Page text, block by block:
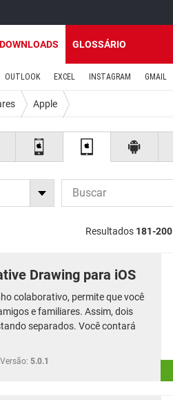
DOWNLOADS GLOSSÁRIO
OUTLOOK EXCEL INSTAGRAM GMAIL
Apple
Resultados 181-200
Drawing para iOS
colaborativo, permite que você
e familiares. Assim, dois
separados. Você contará
Versão: 5.0.1